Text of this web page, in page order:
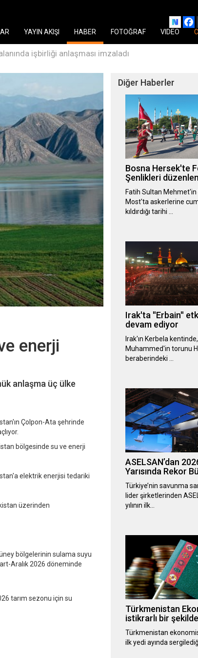
YAYIN AKIŞI HABER FOTOĞRAF VIDEO
işbirliği anlaşması imzaladı
enerji
anlaşma üç ülke
Çolpon-Ata şehrinde
bölgesinde su ve enerji
elektrik enerjisi tedariki
üzerinden
bölgelerinin sulama suyu
Aralık 2026 döneminde
tarım sezonu için su
Diğer Haberler
Bosna Hersek'te
Şenlikleri
Fatih Sultan Mehmet'in
Most'ta askerlerine
kıldırdığı tarihi …
Irak'ta ''Erbain''
devam ediyor
Irak'ın Kerbela kentinde,
Muhammed'in torunu
beraberindeki …
ASELSAN’dan
Yarısında Rekor
Türkiye’nin savunma
lider şirketlerinden
yılının ilk…
Türkmenistan
istikrarlı bir
Türkmenistan
ilk yedi ayında